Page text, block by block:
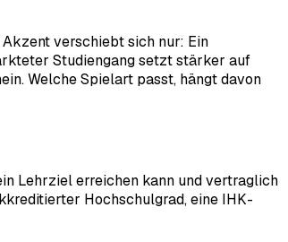
verschiebt sich nur: Ein
Studiengang setzt stärker auf
Welche Spielart passt, hängt davon
Lehrziel erreichen kann und vertraglich
Hochschulgrad, eine IHK-